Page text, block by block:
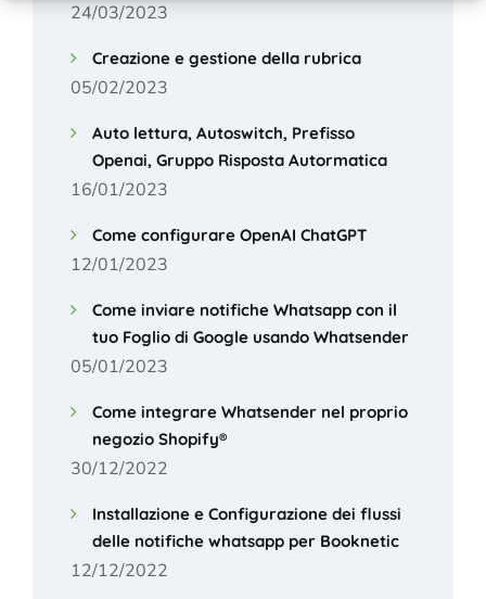
24/03/2023
Creazione e gestione della rubrica
05/02/2023
Auto lettura, Autoswitch, Prefisso
Openai, Gruppo Risposta Autormatica
16/01/2023
Come configurare OpenAI ChatGPT
12/01/2023
Come inviare notifiche Whatsapp con il
tuo Foglio di Google usando Whatsender
05/01/2023
Come integrare Whatsender nel proprio
negozio Shopify®
30/12/2022
Installazione e Configurazione dei flussi
delle notifiche whatsapp per Booknetic
12/12/2022